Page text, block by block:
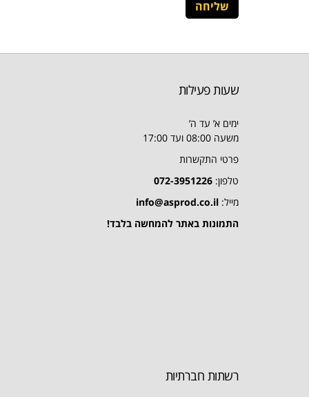
שעות פעילות
ימים א’ עד ה’
משעה 08:00 ועד 17:00
פרטי התקשרות
טלפון: 072-3951226
מייל: info@asprod.co.il
התמונות באתר להמחשה בלבד!
רשתות חברתיות